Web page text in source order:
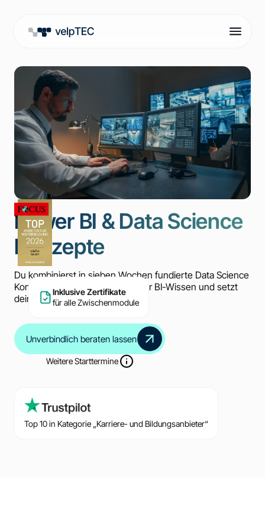
Inklusive Zertifikate
für alle Zwischenmodule
Power BI & Data Science
Konzepte
Du kombinierst in sieben Wochen fundierte Data Science
Konzepte mit praxisnahem Power BI-Wissen und setzt
dein eigenes Projekt um.
Unverbindlich beraten lassen
Weitere Starttermine
Top 10 in Kategorie „Karriere- und Bildungsanbieter“